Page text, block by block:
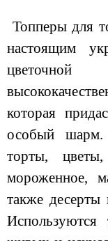
Топперы для
настоящим
цветочной
которая
особый
торты,
мороженное,
также десерты